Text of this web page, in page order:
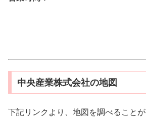
中央産業株式会社の地図
下記リンクより、地図を調べること